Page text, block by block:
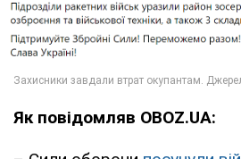
Як повідомляв OBOZ.UA: